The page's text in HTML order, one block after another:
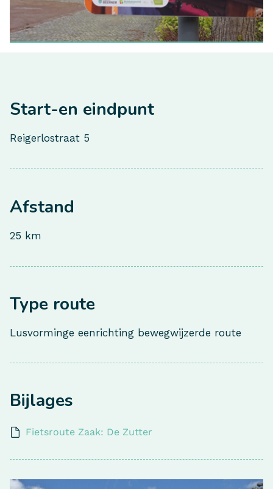
Start-en eindpunt
Reigerlostraat 5
Afstand
25 km
Type route
Lusvorminge eenrichting bewegwijzerde route
Bijlages
Fietsroute Zaak: De Zutter